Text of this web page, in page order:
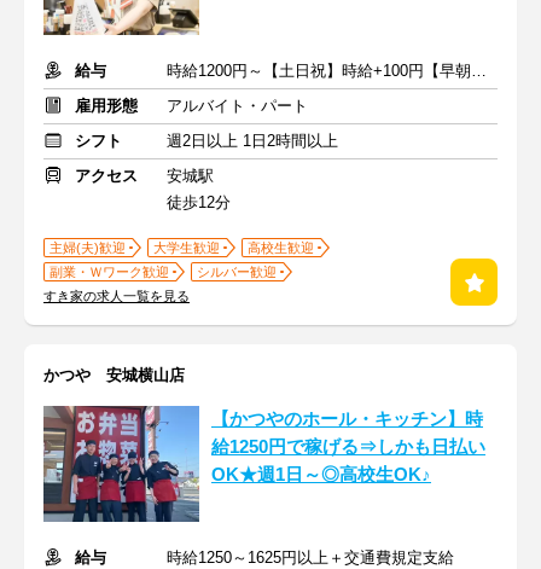
給与
時給1200円～【土日祝】時給+100円【早朝】時給+150円
雇用形態
アルバイト・パート
シフト
週2日以上 1日2時間以上
アクセス
安城駅
徒歩12分
主婦(夫)歓迎 大学生歓迎
高校生歓迎
副業・Ｗワーク歓迎
シルバー歓迎
すき家の求人一覧を見る
かつや 安城横山店
【かつやのホール・キッチン】時
給1250円で稼げる⇒しかも日払い
OK★週1日～◎高校生OK♪
給与 時給1250～1625円以上＋交通費規定支給